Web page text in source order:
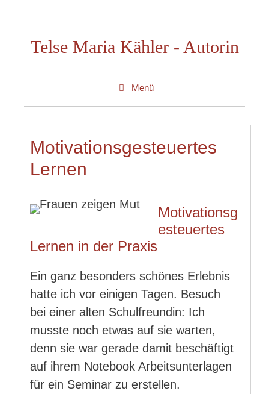
springenTelse Maria Kähler - Autorin
Menü
Motivationsgesteuertes
Lernen
Motivationsg
esteuertes
Lernen in der Praxis
Ein ganz besonders schönes Erlebnis
hatte ich vor einigen Tagen. Besuch
bei einer alten Schulfreundin: Ich
musste noch etwas auf sie warten,
denn sie war gerade damit beschäftigt
auf ihrem Notebook Arbeitsunterlagen
für ein Seminar zu erstellen.